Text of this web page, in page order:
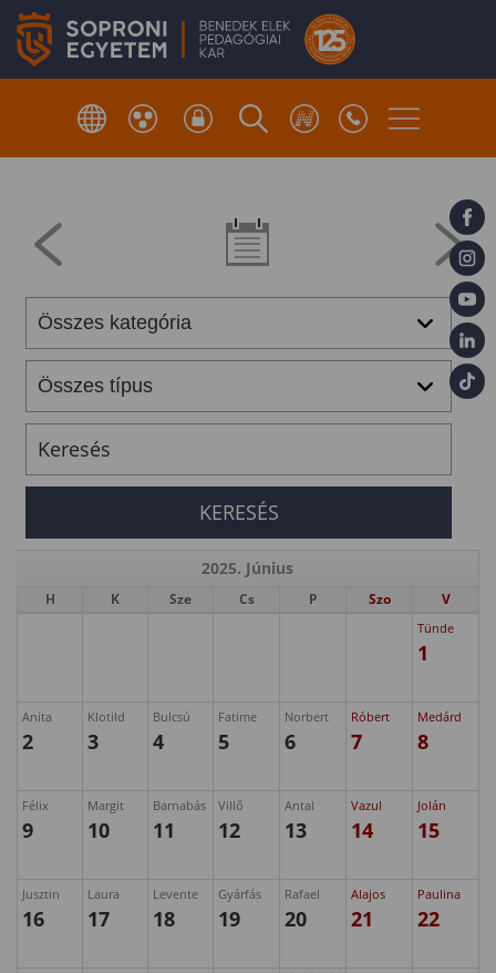
2025. Június
H K Sze Cs P Szo V
Tünde
1
Anita
2
Klotild
3
Bulcsú
4
Fatime
5
Norbert
6
Róbert
7
Medárd
8
Félix
9
Margit
10
Barnabás
11
Villő
12
Antal
13
Vazul
14
Jolán
15
Jusztin
16
Laura
17
Levente
18
Gyárfás
19
Rafael
20
Alajos
21
Paulina
22